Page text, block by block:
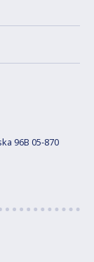
96B 05-870